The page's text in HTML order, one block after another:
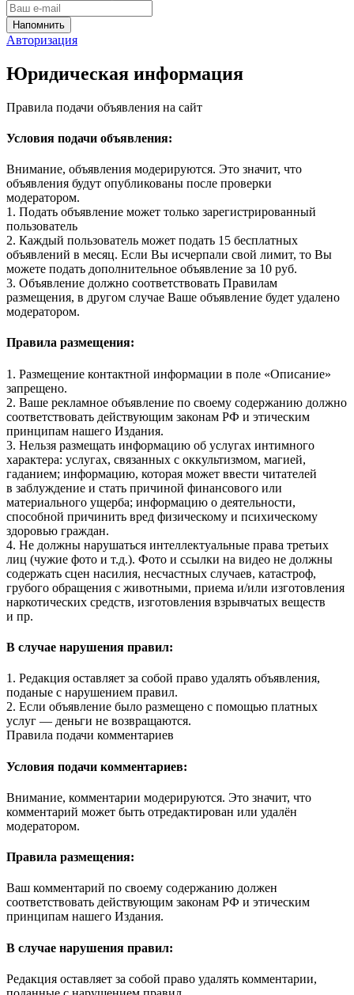
Авторизация
Юридическая информация
Правила подачи объявления на сайт
Условия подачи объявления:
Внимание, объявления модерируются. Это значит, что
объявления будут опубликованы после проверки
модератором.
1. Подать объявление может только зарегистрированный
пользователь
2. Каждый пользователь может подать 15 бесплатных
объявлений в месяц. Если Вы исчерпали свой лимит, то Вы
можете подать дополнительное объявление за 10 руб.
3. Объявление должно соответствовать Правилам
размещения, в другом случае Ваше объявление будет удалено
модератором.
Правила размещения:
1. Размещение контактной информации в поле «Описание»
запрещено.
2. Ваше рекламное объявление по своему содержанию должно
соответствовать действующим законам РФ и этическим
принципам нашего Издания.
3. Нельзя размещать информацию об услугах интимного
характера: услугах, связанных с оккультизмом, магией,
гаданием; информацию, которая может ввести читателей
в заблуждение и стать причиной финансового или
материального ущерба; информацию о деятельности,
способной причинить вред физическому и психическому
здоровью граждан.
4. Не должны нарушаться интеллектуальные права третьих
лиц (чужие фото и т.д.). Фото и ссылки на видео не должны
содержать сцен насилия, несчастных случаев, катастроф,
грубого обращения с животными, приема и/или изготовления
наркотических средств, изготовления взрывчатых веществ
и пр.
В случае нарушения правил:
1. Редакция оставляет за собой право удалять объявления,
поданые с нарушением правил.
2. Если объявление было размещено с помощью платных
услуг — деньги не возвращаются.
Правила подачи комментариев
Условия подачи комментариев:
Внимание, комментарии модерируются. Это значит, что
комментарий может быть отредактирован или удалён
модератором.
Правила размещения:
Ваш комментарий по своему содержанию должен
соответствовать действующим законам РФ и этическим
принципам нашего Издания.
В случае нарушения правил:
Редакция оставляет за собой право удалять комментарии,